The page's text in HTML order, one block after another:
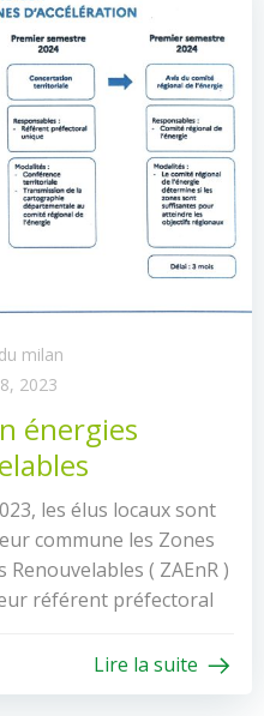
milan
2023
énergies
les élus locaux sont
commune les Zones
Renouvelables ( ZAEnR )
référent préfectoral
Lire la suite